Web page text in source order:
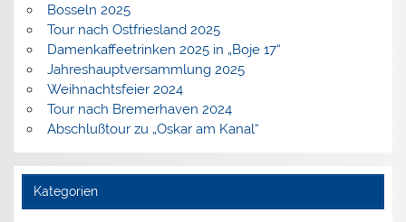
Bosseln 2025
Tour nach Ostfriesland 2025
Damenkaffeetrinken 2025 in „Boje 17“
Jahreshauptversammlung 2025
Weihnachtsfeier 2024
Tour nach Bremerhaven 2024
Abschlußtour zu „Oskar am Kanal“
Kategorien